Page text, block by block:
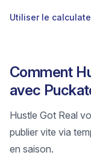
Utiliser le
Comment
avec
Hustle Got Real
publier vite via
en saison.